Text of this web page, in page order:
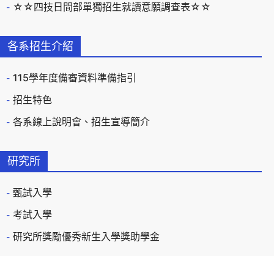
☆☆四技日間部單獨招生就讀意願調查表☆☆
各系招生介紹
115學年度備審資料準備指引
招生特色
各系線上說明會、招生宣導簡介
研究所
甄試入學
考試入學
研究所獎勵優秀新生入學獎助學金